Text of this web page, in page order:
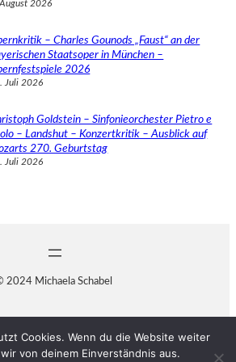
2026
– Charles Gounods „Faust“ an der
Staatsoper in München –
2026
Juli 2026
Goldstein – Sinfonieorchester Pietro e
– Landshut – Konzertkritik – Ausblick auf
270. Geburtstag
Juli 2026
2024 Michaela Schabel
Cookies. Wenn du die Website weiter
von deinem Einverständnis aus.